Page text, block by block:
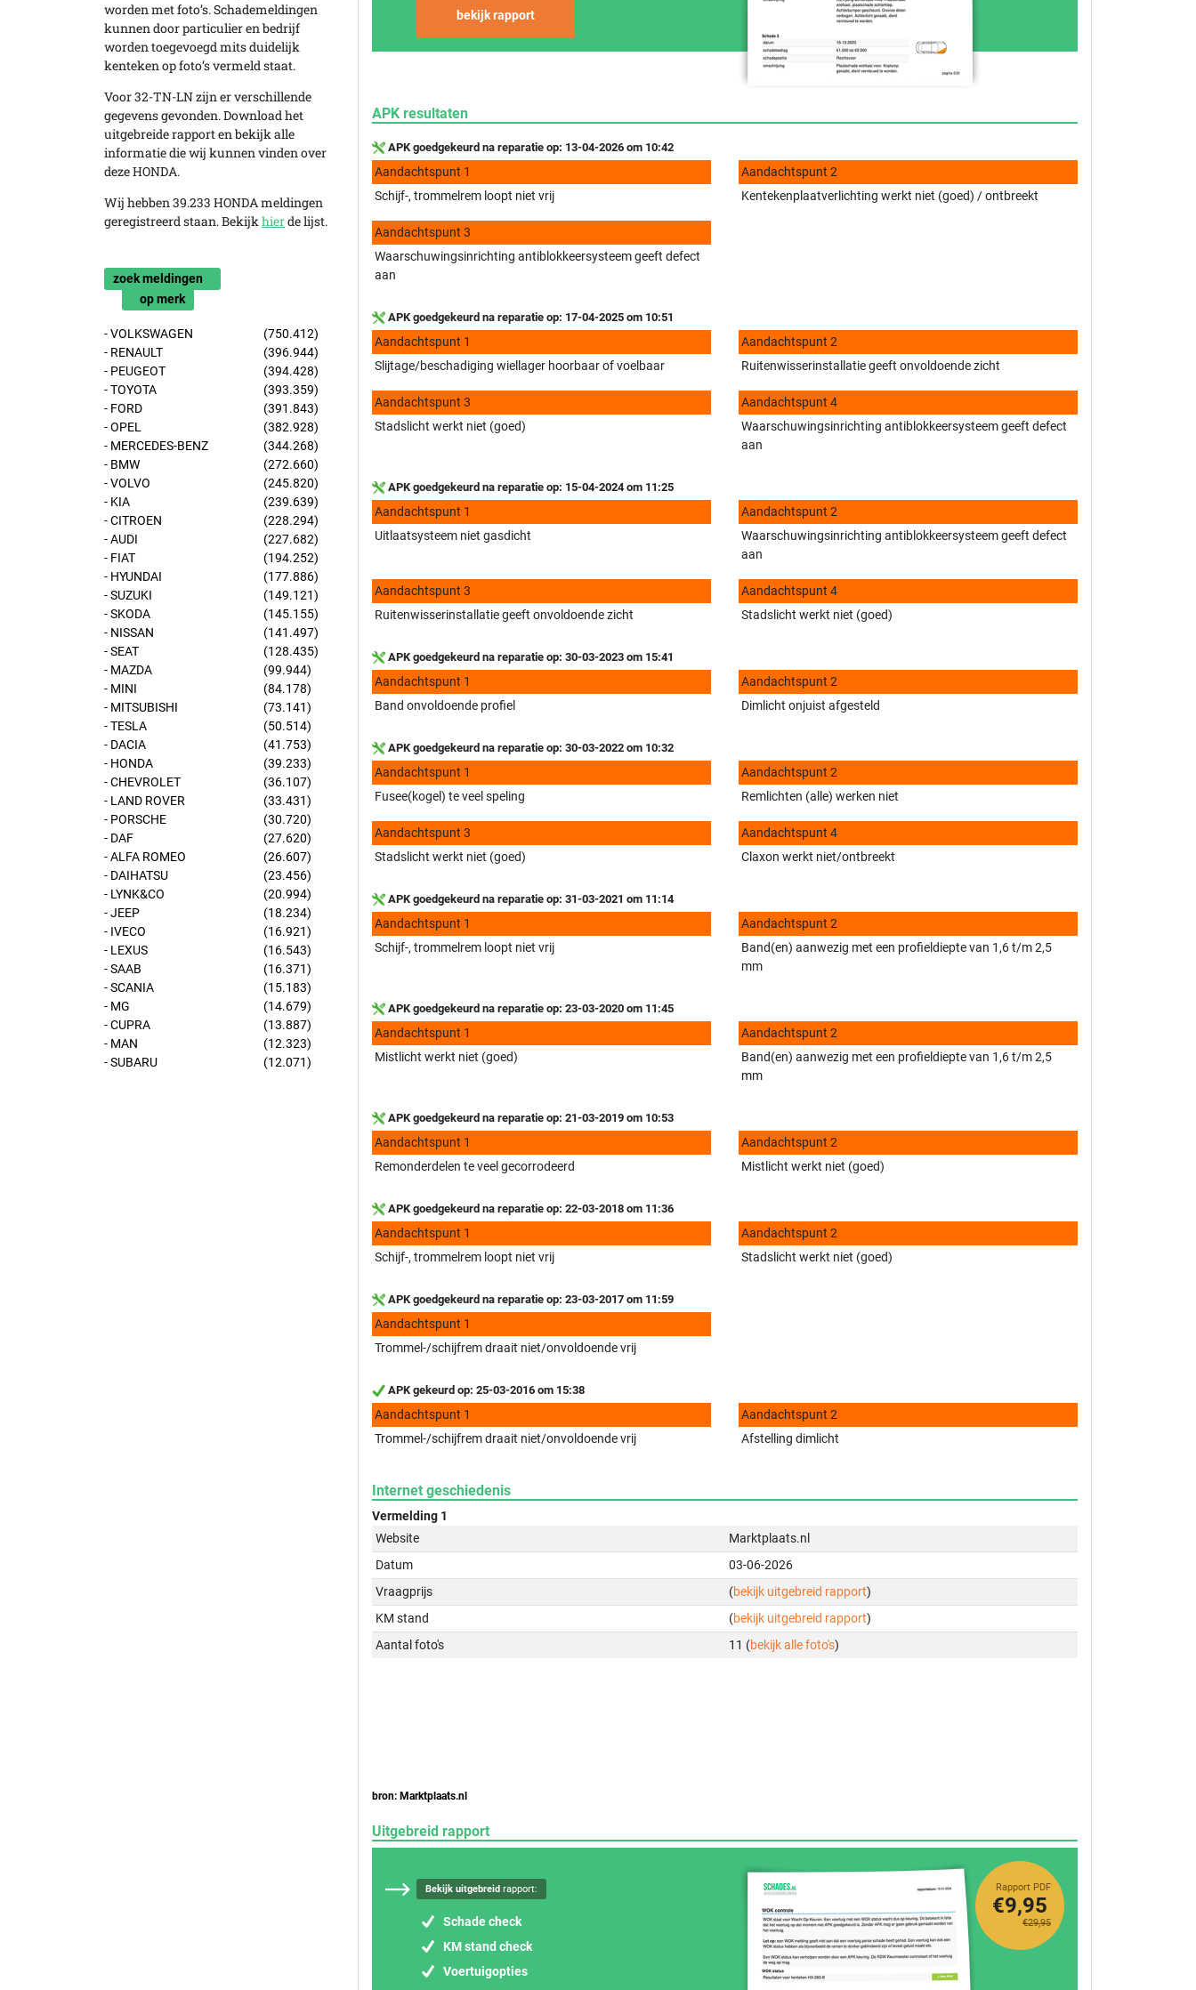
worden met foto’s. Schademeldingen
kunnen door particulier en bedrijf
worden toegevoegd mits duidelijk
kenteken op foto’s vermeld staat.
Voor 32-TN-LN zijn er verschillende
gegevens gevonden. Download het
uitgebreide rapport en bekijk alle
informatie die wij kunnen vinden over
deze HONDA.
Wij hebben 39.233 HONDA meldingen
geregistreerd staan. Bekijkhierde lijst.
zoek meldingen
op merk
- VOLKSWAGEN
(750.412)
- RENAULT
(396.944)
- PEUGEOT
(394.428)
- TOYOTA
(393.359)
- FORD
(391.843)
- OPEL
(382.928)
- MERCEDES-BENZ
(344.268)
- BMW
(272.660)
- VOLVO
(245.820)
- KIA
(239.639)
- CITROEN
(228.294)
- AUDI
(227.682)
- FIAT
(194.252)
- HYUNDAI
(177.886)
- SUZUKI
(149.121)
- SKODA
(145.155)
- NISSAN
(141.497)
- SEAT
(128.435)
- MAZDA
(99.944)
- MINI
(84.178)
- MITSUBISHI
(73.141)
- TESLA
(50.514)
- DACIA
(41.753)
- HONDA
(39.233)
- CHEVROLET
(36.107)
- LAND ROVER
(33.431)
- PORSCHE
(30.720)
- DAF
(27.620)
- ALFA ROMEO
(26.607)
- DAIHATSU
(23.456)
- LYNK&CO
(20.994)
- JEEP
(18.234)
- IVECO
(16.921)
- LEXUS
(16.543)
- SAAB
(16.371)
- SCANIA
(15.183)
- MG
(14.679)
- CUPRA
(13.887)
- MAN
(12.323)
- SUBARU
(12.071)
bekijk rapport
APK resultaten
APK goedgekeurd na reparatie op: 13-04-2026 om 10:42
Aandachtspunt 1
Schijf-, trommelrem loopt niet vrij
Aandachtspunt 2
Kentekenplaatverlichting werkt niet (goed) / ontbreekt
Aandachtspunt 3
Waarschuwingsinrichting antiblokkeersysteem geeft defect
aan
APK goedgekeurd na reparatie op: 17-04-2025 om 10:51
Aandachtspunt 1
Slijtage/beschadiging wiellager hoorbaar of voelbaar
Aandachtspunt 2
Ruitenwisserinstallatie geeft onvoldoende zicht
Aandachtspunt 3
Stadslicht werkt niet (goed)
Aandachtspunt 4
Waarschuwingsinrichting antiblokkeersysteem geeft defect
aan
APK goedgekeurd na reparatie op: 15-04-2024 om 11:25
Aandachtspunt 1
Uitlaatsysteem niet gasdicht
Aandachtspunt 2
Waarschuwingsinrichting antiblokkeersysteem geeft defect
aan
Aandachtspunt 3
Ruitenwisserinstallatie geeft onvoldoende zicht
Aandachtspunt 4
Stadslicht werkt niet (goed)
APK goedgekeurd na reparatie op: 30-03-2023 om 15:41
Aandachtspunt 1
Band onvoldoende profiel
Aandachtspunt 2
Dimlicht onjuist afgesteld
APK goedgekeurd na reparatie op: 30-03-2022 om 10:32
Aandachtspunt 1
Fusee(kogel) te veel speling
Aandachtspunt 2
Remlichten (alle) werken niet
Aandachtspunt 3
Stadslicht werkt niet (goed)
Aandachtspunt 4
Claxon werkt niet/ontbreekt
APK goedgekeurd na reparatie op: 31-03-2021 om 11:14
Aandachtspunt 1
Schijf-, trommelrem loopt niet vrij
Aandachtspunt 2
Band(en) aanwezig met een profieldiepte van 1,6 t/m 2,5
mm
APK goedgekeurd na reparatie op: 23-03-2020 om 11:45
Aandachtspunt 1
Mistlicht werkt niet (goed)
Aandachtspunt 2
Band(en) aanwezig met een profieldiepte van 1,6 t/m 2,5
mm
APK goedgekeurd na reparatie op: 21-03-2019 om 10:53
Aandachtspunt 1
Remonderdelen te veel gecorrodeerd
Aandachtspunt 2
Mistlicht werkt niet (goed)
APK goedgekeurd na reparatie op: 22-03-2018 om 11:36
Aandachtspunt 1
Schijf-, trommelrem loopt niet vrij
Aandachtspunt 2
Stadslicht werkt niet (goed)
APK goedgekeurd na reparatie op: 23-03-2017 om 11:59
Aandachtspunt 1
Trommel-/schijfrem draait niet/onvoldoende vrij
APK gekeurd op: 25-03-2016 om 15:38
Aandachtspunt 1
Trommel-/schijfrem draait niet/onvoldoende vrij
Aandachtspunt 2
Afstelling dimlicht
Internet geschiedenis
Vermelding 1
Website
Marktplaats.nl
Datum
03-06-2026
Vraagprijs
(bekijk uitgebreid rapport)
KM stand
(bekijk uitgebreid rapport)
Aantal foto's
11 (bekijk alle foto's)
bron: Marktplaats.nl
Uitgebreid rapport
Bekijk uitgebreid rapport:
Schade check
KM stand check
Voertuigopties
Rapport PDF
€29,95
€9,95